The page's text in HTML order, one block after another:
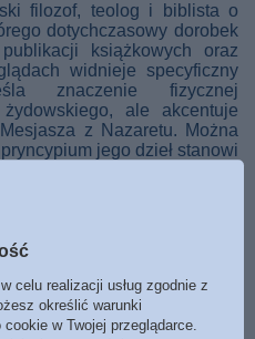
filozof, teolog i biblista o
dotychczasowy dorobek
książkowych oraz
widnieje specyficzny
znaczenie fizycznej
ale akcentuje
z Nazaretu. Można
jego dzieł stanowi
myślowych. Zaprasza nas
własnym świecie.
wiarę i religię opiera na
heliocentryczną, który
celu realizacji usług zgodnie z
określić warunki
w Twojej przeglądarce.